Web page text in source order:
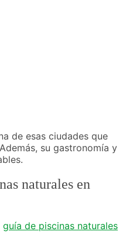
de esas ciudades que
su gastronomía y
naturales en
guía de piscinas naturales